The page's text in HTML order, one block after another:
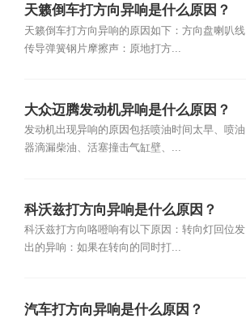
天籁倒车打方向异响是什么原因？
天籁倒车打方向异响的原因如下：方向盘喇叭线
传导弹簧钢片摩擦声：原地打方...
大众迈腾发动机异响是什么原因？
发动机出现异响的原因包括喷油时间太早、喷油
器滴漏柴油、活塞撞击⽓缸壁、...
科沃兹打方向异响是什么原因？
科沃兹打方向咯噔响有以下原因：转向灯回位发
出的异响：如果在转向的同时打...
汽车打方向异响是什么原因？